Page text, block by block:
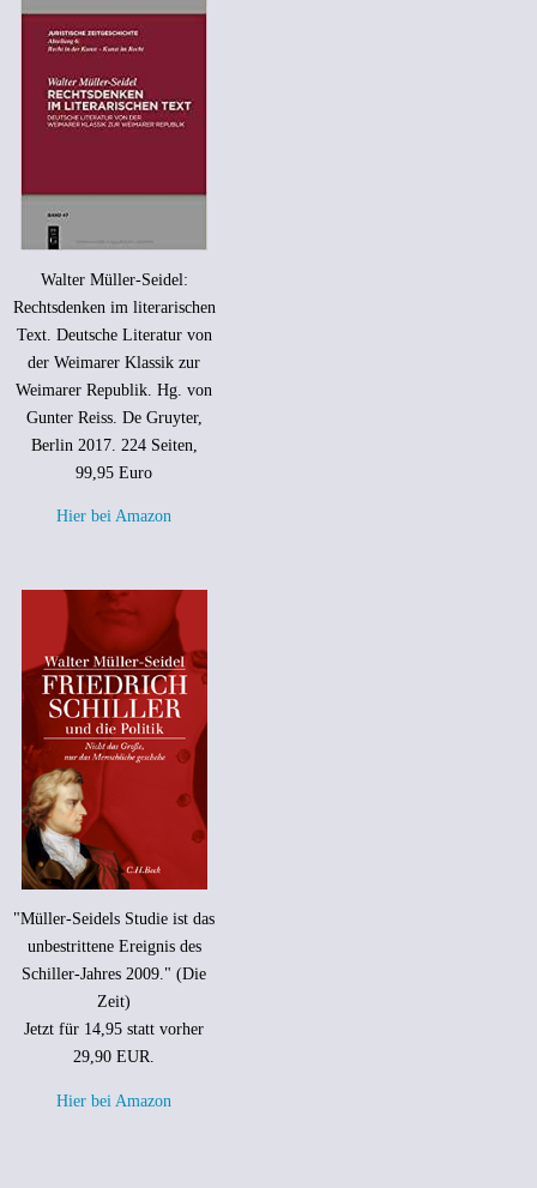
Walter Müller-Seidel:
Rechtsdenken im literarischen
Text. Deutsche Literatur von
der Weimarer Klassik zur
Weimarer Republik. Hg. von
Gunter Reiss. De Gruyter,
Berlin 2017. 224 Seiten,
99,95 Euro
Hier bei Amazon
"Müller-Seidels Studie ist das
unbestrittene Ereignis des
Schiller-Jahres 2009." (Die
Zeit)
Jetzt für 14,95 statt vorher
29,90 EUR.
Hier bei Amazon